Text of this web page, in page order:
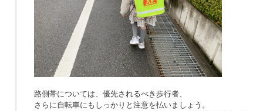
路側帯については、優先されるべき歩行者、
さらに自転車にもしっかりと注意を払いましょう。